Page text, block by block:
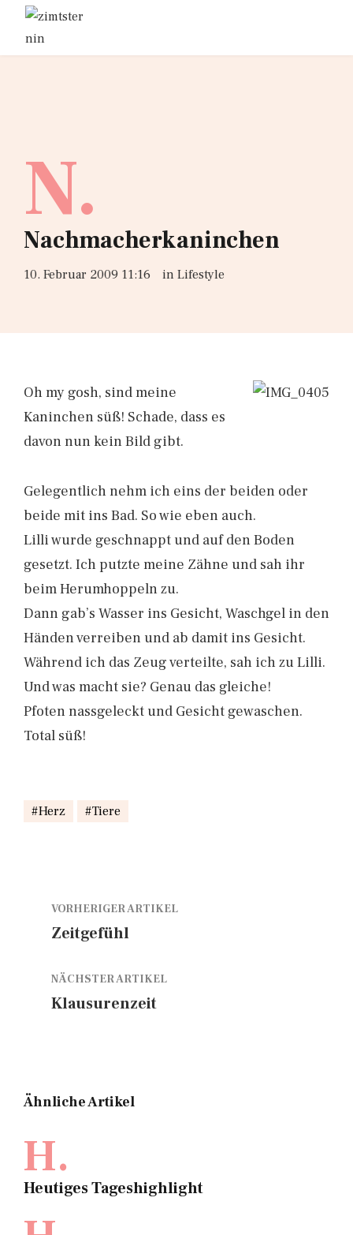
N.
Nachmacherkaninchen
10. Februar 2009 11:16 in Lifestyle
Oh my gosh, sind meine
Kaninchen süß! Schade, dass es
davon nun kein Bild gibt.
Gelegentlich nehm ich eins der beiden oder
beide mit ins Bad. So wie eben auch.
Lilli wurde geschnappt und auf den Boden
gesetzt. Ich putzte meine Zähne und sah ihr
beim Herumhoppeln zu.
Dann gab’s Wasser ins Gesicht, Waschgel in den
Händen verreiben und ab damit ins Gesicht.
Während ich das Zeug verteilte, sah ich zu Lilli.
Und was macht sie? Genau das gleiche!
Pfoten nassgeleckt und Gesicht gewaschen.
Total süß!
Herz Tiere
VORHERIGER ARTIKEL
Zeitgefühl
NÄCHSTER ARTIKEL
Klausurenzeit
Ähnliche Artikel
H.
Heutiges Tageshighlight